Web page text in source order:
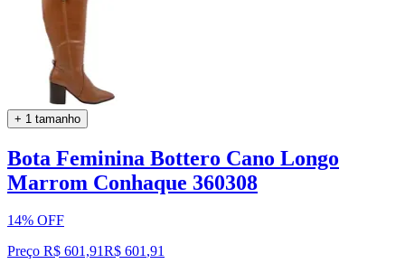
+ 1 tamanho
Bota Feminina Bottero Cano Longo
Marrom Conhaque 360308
14% OFF
Preço R$ 601,91R$ 601,91